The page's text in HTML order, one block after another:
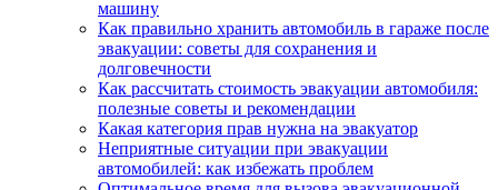
машину
Как правильно хранить автомобиль в гараже после
эвакуации: советы для сохранения и
долговечности
Как рассчитать стоимость эвакуации автомобиля:
полезные советы и рекомендации
Какая категория прав нужна на эвакуатор
Неприятные ситуации при эвакуации
автомобилей: как избежать проблем